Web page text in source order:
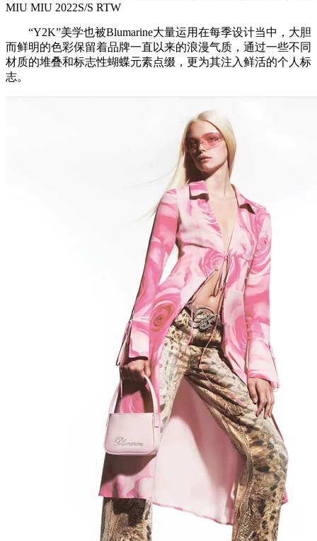
MIU MIU 2022S/S RTW
“Y2K”美学也被Blumarine大量运用在每季设计当中，大胆
而鲜明的色彩保留着品牌一直以来的浪漫气质，通过一些不同
材质的堆叠和标志性蝴蝶元素点缀，更为其注入鲜活的个人标
志。